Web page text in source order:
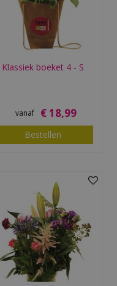
Klassiek boeket 4 - S
vanaf €18,99
Bestellen